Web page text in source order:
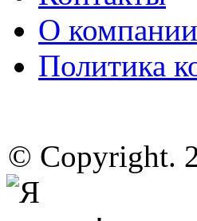
О компании
Политика
© Copyright.